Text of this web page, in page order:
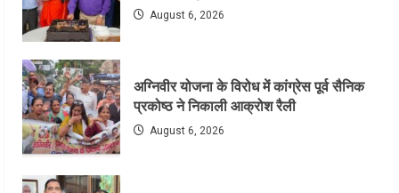
August 6, 2026
अग्निवीर योजना के विरोध में कांग्रेस पूर्व सैनिक
प्रकोष्ठ ने निकाली आक्रोश रैली
August 6, 2026